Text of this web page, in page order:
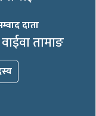
दाता
तामाङ